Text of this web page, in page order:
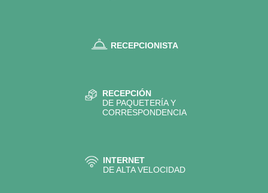
RECEPCIONISTA
RECEPCIÓN
DE PAQUETERÍA Y
CORRESPONDENCIA
INTERNET
DE ALTA VELOCIDAD